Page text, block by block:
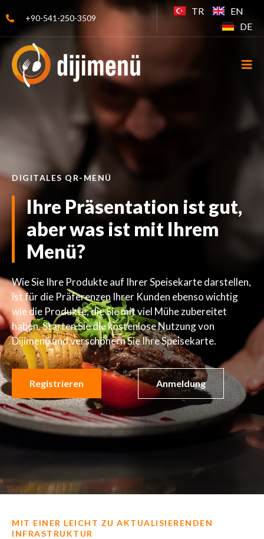
+90-541-250-3509
TR
EN
DE
DIGITALES QR-MENÜ
Ihre Präsentation ist gut,
aber was ist mit Ihrem
Menü?
Wie Sie Ihre Produkte auf Ihrer Speisekarte darstellen,
ist für die Präferenzen Ihrer Kunden ebenso wichtig
wie die Produkte, die Sie mit viel Mühe zubereitet
haben. Starten Sie die kostenlose Nutzung von
Dijimenü und verschönern Sie Ihre Speisekarte.
Registrieren Anmeldung
MIT EINER LEICHT ZU AKTUALISIERENDEN
INFRASTRUKTUR